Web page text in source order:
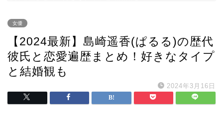
女優
【2024最新】島崎遥香(ぱるる)の歴代
彼氏と恋愛遍歴まとめ！好きなタイプ
と結婚観も
2024年3月16日